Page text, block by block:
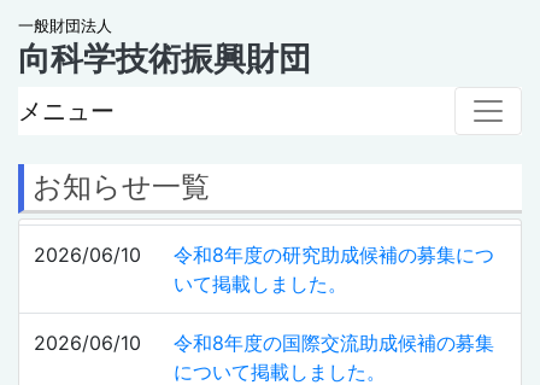
一般財団法人
向科学技術振興財団
メニュー
お知らせ一覧
2026/06/10
令和8年度の研究助成候補の募集につ
いて掲載しました。
2026/06/10
令和8年度の国際交流助成候補の募集
について掲載しました。